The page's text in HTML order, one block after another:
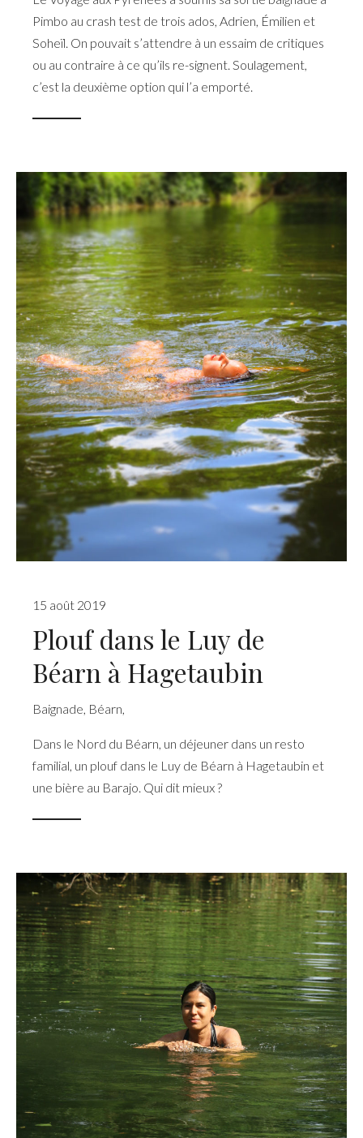
Pimbo au crash test de trois ados, Adrien, Émilien et
Soheïl. On pouvait s’attendre à un essaim de critiques
ou au contraire à ce qu’ils re-signent. Soulagement,
c’est la deuxième option qui l’a emporté.
15 août 2019
Plouf dans le Luy de
Béarn à Hagetaubin
Baignade, Béarn,
Dans le Nord du Béarn, un déjeuner dans un resto
familial, un plouf dans le Luy de Béarn à Hagetaubin et
une bière au Barajo. Qui dit mieux ?